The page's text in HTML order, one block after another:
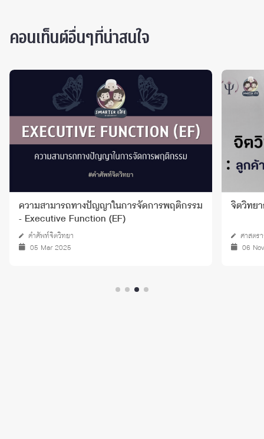
คอนเท็นต์อื่นๆที่น่าสนใจ
ความสามารถทางปัญญาในการจัดการพฤติกรรม
- Executive Function (EF)
คำศัพท์จิตวิทยา
05 Mar 2025
จิตวิทย
ศาสตร
06